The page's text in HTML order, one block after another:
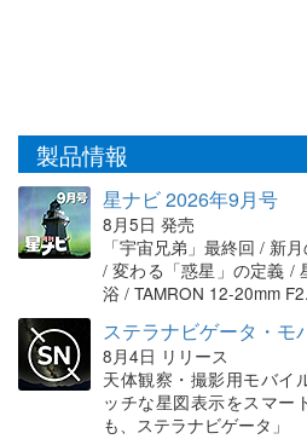
製品情報
星ナビ 2026年9月号
8月5日 発売
「宇宙兄弟」最終回 / 新
/ 変わる「惑星」の定義 /
浴 / TAMRON 12-20mm
ステラナビゲータ・モ
8月4日 リリース
天体観察・撮影用モバイ
ッチな星図表示をスマー
も、ステラナビゲータ」